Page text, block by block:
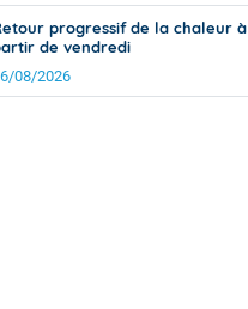
progressif de la chaleur à
de vendredi
08/2026